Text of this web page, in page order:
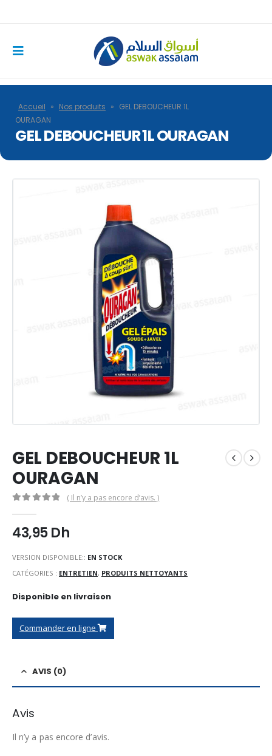
Accueil » Nos produits » GEL DEBOUCHEUR 1L
OURAGAN
GEL DEBOUCHEUR 1L OURAGAN
GEL DEBOUCHEUR 1L
OURAGAN
( Il n’y a pas encore d’avis. )
43,95Dh
VERSION DISPONIBLE:: EN STOCK
CATÉGORIES : ENTRETIEN, PRODUITS NETTOYANTS
Disponible en livraison
Commander en ligne
AVIS (0)
Avis
Il n’y a pas encore d’avis.